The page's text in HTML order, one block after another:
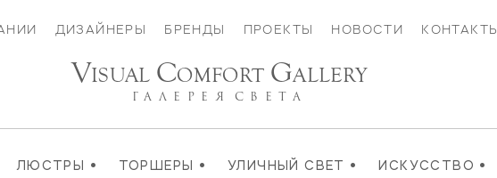
ДИЗАЙНЕРЫ БРЕНДЫ ПРОЕКТЫ НОВОСТИ КОНТАКТЫ
ЛЮСТРЫ • ТОРШЕРЫ • УЛИЧНЫЙ СВЕТ • ИСКУССТВО •
VISUAL COMFORT GALLERY
ГАЛЕРЕЯ СВЕТА